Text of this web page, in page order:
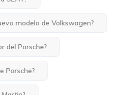
modelo de Volkswagen?
del Porsche?
Porsche?